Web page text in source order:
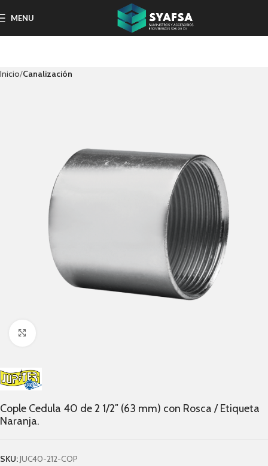
MENU
Inicio Canalización
Cople Cedula 40 de 2 1/2″ (63 mm) con Rosca / Etiqueta
Naranja.
SKU:JUC40-212-COP